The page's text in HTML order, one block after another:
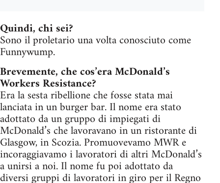
Quindi, chi sei?
Sono il proletario una volta conosciuto come
Funnywump.
Brevemente, che cos’era McDonald’s
Workers Resistance?
Era la sesta ribellione che fosse stata mai
lanciata in un burger bar. Il nome era stato
adottato da un gruppo di impiegati di
McDonald’s che lavoravano in un ristorante di
Glasgow, in Scozia. Promuovevamo MWR e
incoraggiavamo i lavoratori di altri McDonald’s
a unirsi a noi. Il nome fu poi adottato da
diversi gruppi di lavoratori in giro per il Regno